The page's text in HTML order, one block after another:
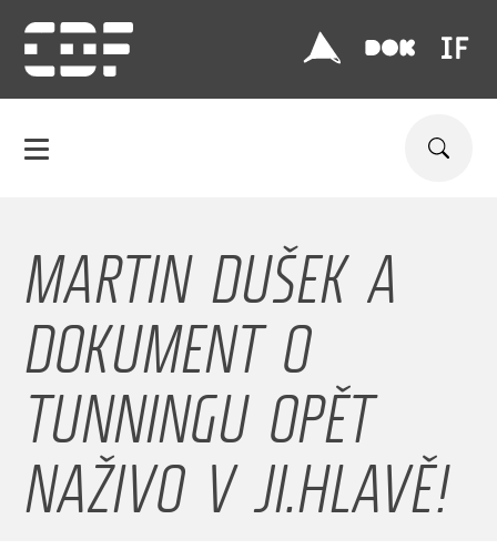
MARTIN DUŠEK A
DOKUMENT O
TUNNINGU OPĚT
NAŽIVO V JI.HLAVĚ!